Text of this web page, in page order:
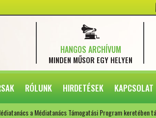
HANGOS ARCHÍVUM
MINDEN MŰSOR EGY HELYEN
RÓLUNK HIRDETÉSEK KAPCSOLAT
a Médiatanács Támogatási Program keretében